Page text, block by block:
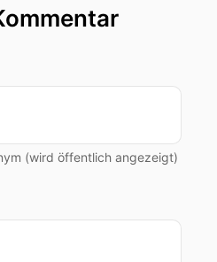
(wird öffentlich angezeigt)